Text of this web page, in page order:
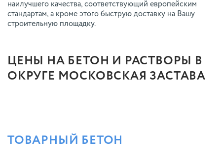
наилучшего качества, соответствующий европейским
стандартам, а кроме этого быструю доставку на Вашу
строительную площадку.
ЦЕНЫ НА БЕТОН И РАСТВОРЫ В
ОКРУГЕ МОСКОВСКАЯ ЗАСТАВА
ТОВАРНЫЙ БЕТОН